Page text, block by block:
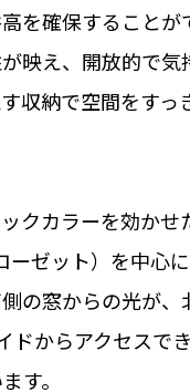
を確保することが
映え、開放的で気
収納で空間をすっ
クカラーを効かせ
ゼット）を中心に
の窓からの光が、
からアクセスで
す。